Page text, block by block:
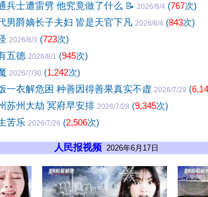
兵士遭雷劈 他究竟做了什么 📝 2026/8/4 (767次)
男爵嫡长子夫妇 皆是天官下凡 2026/8/4 (843次)
2026/8/3 (723次)
五德 2026/8/1 (945次)
2026/7/30 (1,242次)
一衣解危困 种善因得善果真实不虚 2026/7/29 (
苏州大劫 冥府早安排 2026/7/28 (9,345次)
苦乐 2026/7/26 (2,506次)
人民报视频 2026年6月17日